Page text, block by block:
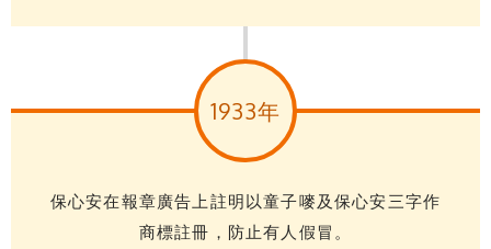
1933年
保心安在報章廣告上註明以童子嘜及保心安三字作
商標註冊，防止有人假冒。